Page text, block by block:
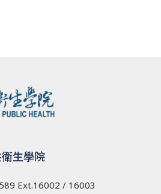
生學院
Ext.16002 / 16003